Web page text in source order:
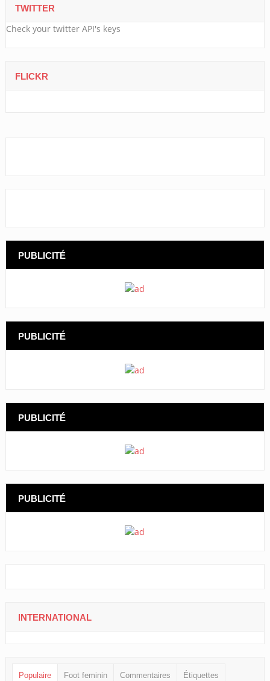
TWITTER
Check your twitter API's keys
FLICKR
PUBLICITÉ
PUBLICITÉ
PUBLICITÉ
PUBLICITÉ
INTERNATIONAL
Populaire Foot feminin Commentaires Étiquettes